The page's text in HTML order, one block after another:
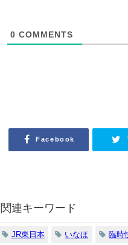
0 COMMENTS
Facebook
関連キーワード
JR東日本 いなほ 臨時